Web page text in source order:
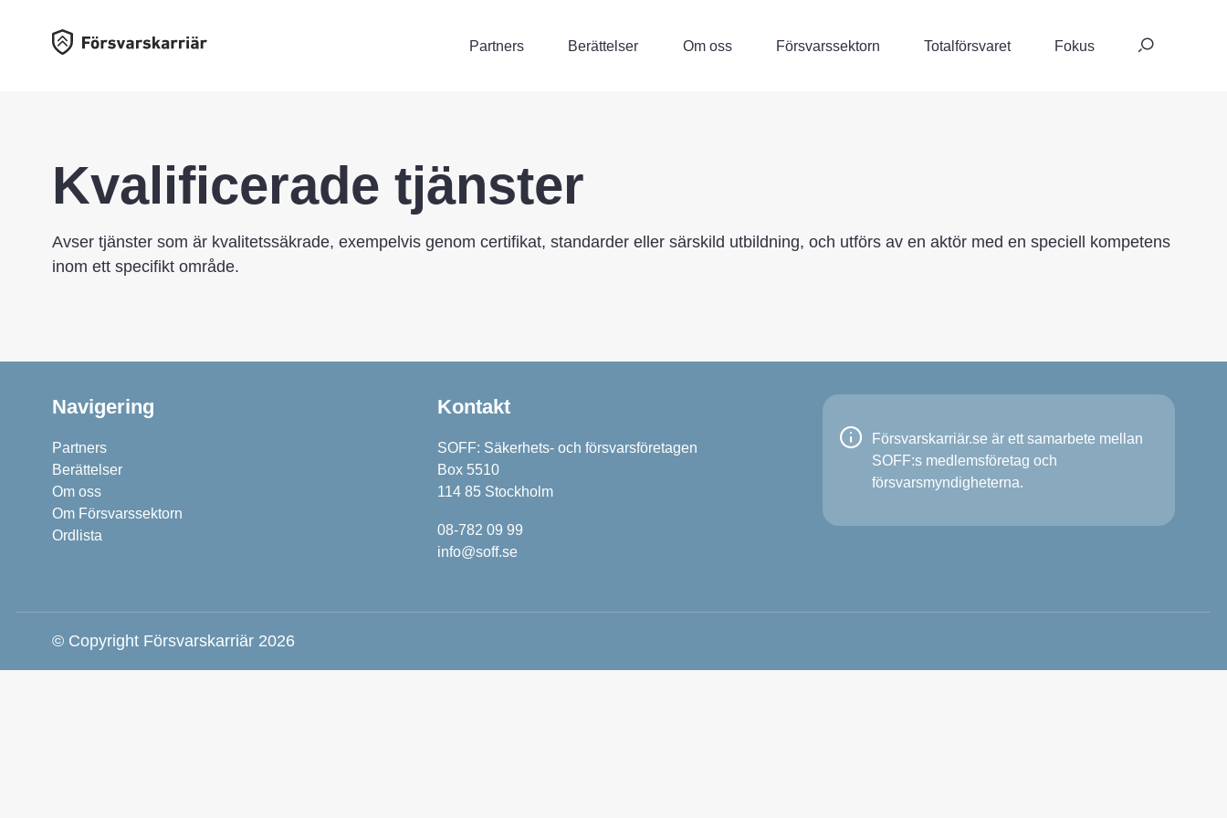
Partners Berättelser Om oss Försvarssektorn Totalförsvaret Fokus
Kvalificerade tjänster
Avser tjänster som är kvalitetssäkrade, exempelvis genom certifikat, standarder eller särskild utbildning, och utförs av en aktör med en speciell kompetens
inom ett specifikt område.
Navigering
Partners
Berättelser
Om oss
Om Försvarssektorn
Ordlista
Kontakt
SOFF: Säkerhets- och försvarsföretagen
Box 5510
114 85 Stockholm
08-782 09 99
info@soff.se
Försvarskarriär.se är ett samarbete mellan
SOFF:s medlemsföretag och
försvarsmyndigheterna.
© Copyright Försvarskarriär 2026